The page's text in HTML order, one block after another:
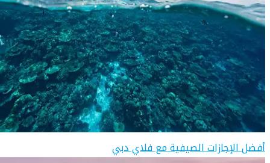
أفضل الإجازات الصيفية مع فلاي دبي